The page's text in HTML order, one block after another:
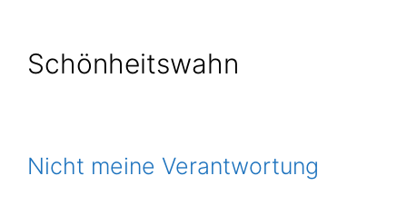
Schönheitswahn
Nicht meine Verantwortung